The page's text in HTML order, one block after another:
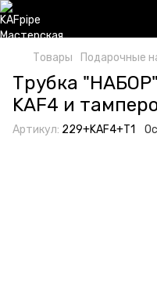
Товары Подарочные
Трубка
KAF4 и
Артикул: 229+KAF4+T1